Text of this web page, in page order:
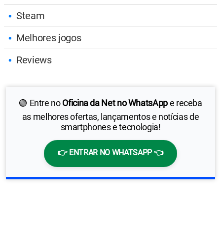
Steam
Melhores jogos
Reviews
🟢 Entre noOficina da Net no WhatsAppe receba
as melhores ofertas, lançamentos e notícias de
smartphones e tecnologia!
👉 ENTRAR NO WHATSAPP 👈